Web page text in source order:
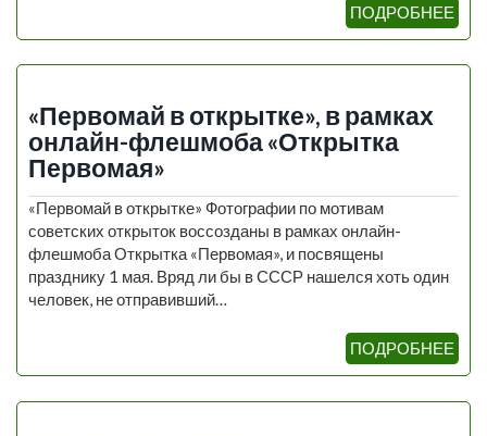
ПОДРОБНЕЕ
«Первомай в открытке», в рамках
онлайн-флешмоба «Открытка
Первомая»
«Первомай в открытке» Фотографии по мотивам
советских открыток воссозданы в рамках онлайн-
флешмоба Открытка «Первомая», и посвящены
празднику 1 мая. Вряд ли бы в СССР нашелся хоть один
человек, не отправивший…
ПОДРОБНЕЕ